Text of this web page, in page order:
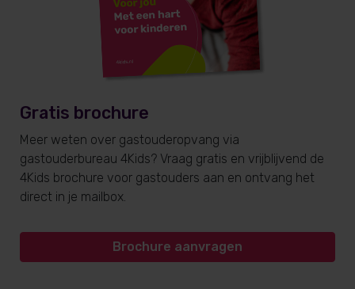
Gratis brochure
Meer weten over gastouderopvang via
gastouderbureau 4Kids? Vraag gratis en vrijblijvend de
4Kids brochure voor gastouders aan en ontvang het
direct in je mailbox.
Brochure aanvragen